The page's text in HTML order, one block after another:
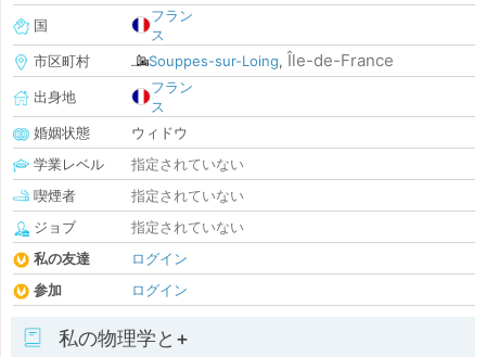
国
フラン
ス
市区町村
Souppes-sur-Loing, Île-de-France
出身地
フラン
ス
婚姻状態
ウィドウ
学業レベル
指定されていない
喫煙者
指定されていない
ジョブ
指定されていない
私の友達
ログイン
参加
ログイン
私の物理学と+